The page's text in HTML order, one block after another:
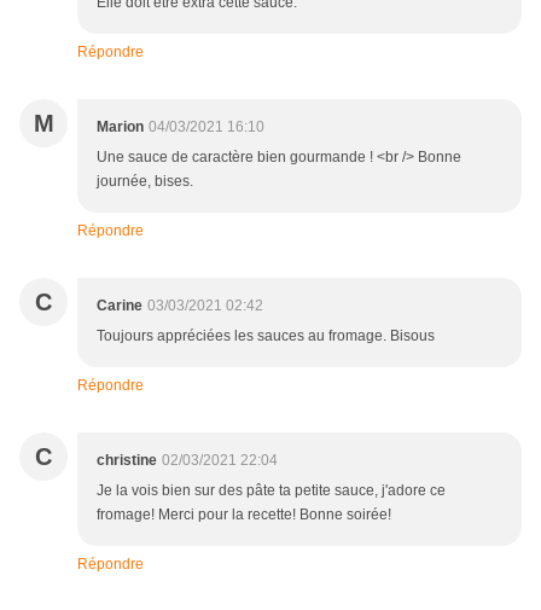
Répondre
M Marion 04/03/2021 16:10
Une sauce de caractère bien gourmande ! <br /> Bonne
journée, bises.
Répondre
C Carine 03/03/2021 02:42
Toujours appréciées les sauces au fromage. Bisous
Répondre
C christine 02/03/2021 22:04
Je la vois bien sur des pâte ta petite sauce, j'adore ce
fromage! Merci pour la recette! Bonne soirée!
Répondre